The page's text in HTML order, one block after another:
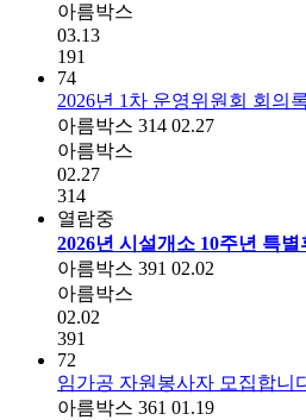
아름박스
03.13
191
74
2026년 1차 운영위원회 회의
아름박스 314 02.27
아름박스
02.27
314
열람중
2026년 시설개소 10주년 특별
아름박스 391 02.02
아름박스
02.02
391
72
임가공 자원봉사자 모집합니
아름박스 361 01.19